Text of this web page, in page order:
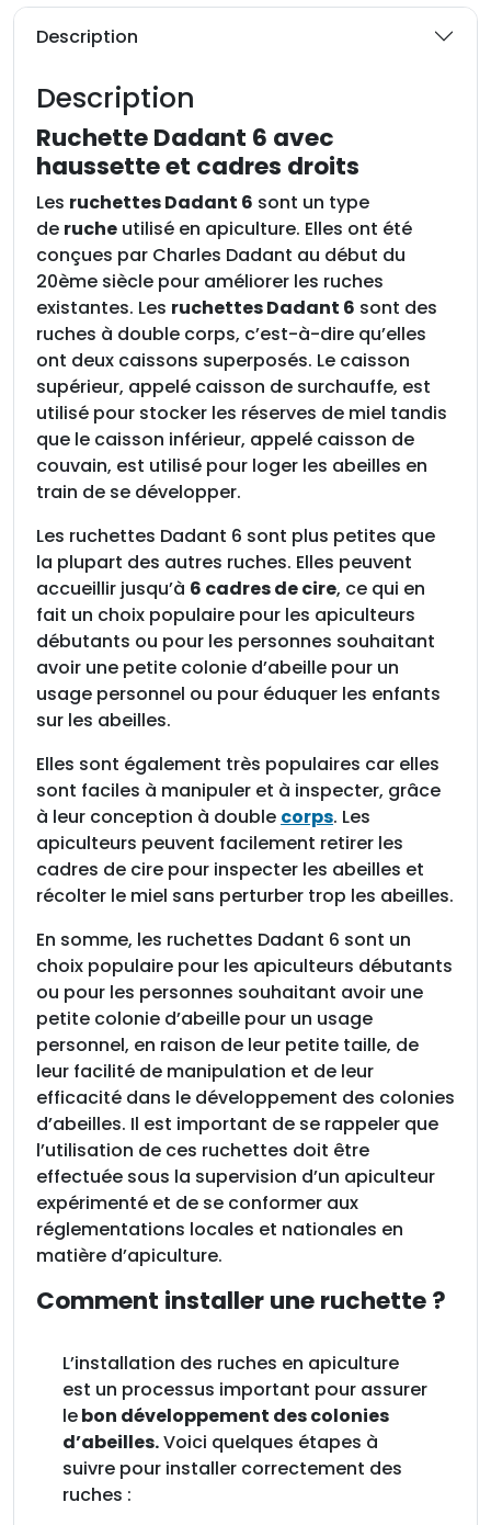
Description
Description
Ruchette Dadant 6 avec
haussette et cadres droits
Les ruchettes Dadant 6 sont un type
de ruche utilisé en apiculture. Elles ont été
conçues par Charles Dadant au début du
20ème siècle pour améliorer les ruches
existantes. Les ruchettes Dadant 6 sont des
ruches à double corps, c’est-à-dire qu’elles
ont deux caissons superposés. Le caisson
supérieur, appelé caisson de surchauffe, est
utilisé pour stocker les réserves de miel tandis
que le caisson inférieur, appelé caisson de
couvain, est utilisé pour loger les abeilles en
train de se développer.
Les ruchettes Dadant 6 sont plus petites que
la plupart des autres ruches. Elles peuvent
accueillir jusqu’à 6 cadres de cire, ce qui en
fait un choix populaire pour les apiculteurs
débutants ou pour les personnes souhaitant
avoir une petite colonie d’abeille pour un
usage personnel ou pour éduquer les enfants
sur les abeilles.
Elles sont également très populaires car elles
sont faciles à manipuler et à inspecter, grâce
à leur conception à double corps. Les
apiculteurs peuvent facilement retirer les
cadres de cire pour inspecter les abeilles et
récolter le miel sans perturber trop les abeilles.
En somme, les ruchettes Dadant 6 sont un
choix populaire pour les apiculteurs débutants
ou pour les personnes souhaitant avoir une
petite colonie d’abeille pour un usage
personnel, en raison de leur petite taille, de
leur facilité de manipulation et de leur
efficacité dans le développement des colonies
d’abeilles. Il est important de se rappeler que
l’utilisation de ces ruchettes doit être
effectuée sous la supervision d’un apiculteur
expérimenté et de se conformer aux
réglementations locales et nationales en
matière d’apiculture.
Comment installer une ruchette ?
L’installation des ruches en apiculture
est un processus important pour assurer
lebon développement des colonies
d’abeilles.Voici quelques étapes à
suivre pour installer correctement des
ruches :